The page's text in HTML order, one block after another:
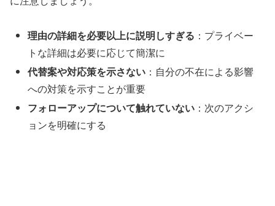
理由の詳細を必要以上に説明しすぎる ：プライベー
トな詳細は必要に応じて簡潔に
代替案や対応策を示さない ：自分の不在による影響
への対策を示すことが重要
フォローアップについて触れていない ：次のアクシ
ョンを明確にする